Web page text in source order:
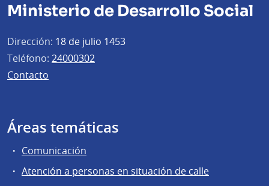
Ministerio de Desarrollo Social
Dirección: 18 de julio 1453
Teléfono: 24000302
Contacto
Áreas temáticas
Comunicación
Atención a personas en situación de calle